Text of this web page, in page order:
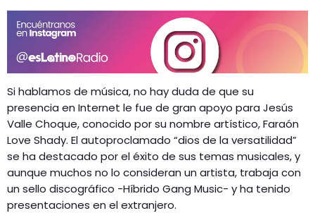
Si hablamos de música, no hay duda de que su
presencia en Internet le fue de gran apoyo para Jesús
Valle Choque, conocido por su nombre artístico, Faraón
Love Shady. El autoproclamado “dios de la versatilidad”
se ha destacado por el éxito de sus temas musicales, y
aunque muchos no lo consideran un artista, trabaja con
un sello discográfico -Híbrido Gang Music- y ha tenido
presentaciones en el extranjero.